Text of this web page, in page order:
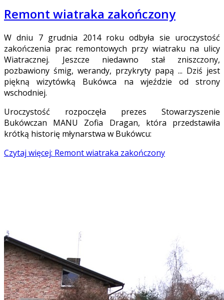
Remont wiatraka zakończony
W dniu 7 grudnia 2014 roku odbyła sie uroczystość
zakończenia prac remontowych przy wiatraku na ulicy
Wiatracznej. Jeszcze niedawno stał zniszczony,
pozbawiony śmig, werandy, przykryty papą ... Dziś jest
piękną wizytówką Bukówca na wjeździe od strony
wschodniej.
Uroczystość rozpoczęła prezes Stowarzyszenie
Bukówczan MANU Zofia Dragan, która przedstawiła
krótką historię młynarstwa w Bukówcu:
Czytaj więcej: Remont wiatraka zakończony